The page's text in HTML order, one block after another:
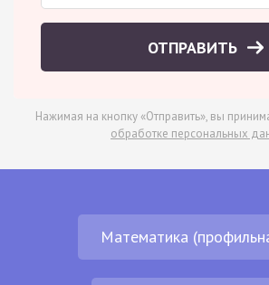
ОТПРАВИТЬ
Нажимая на кнопку «Отправить», вы
обработке персональных
Математика